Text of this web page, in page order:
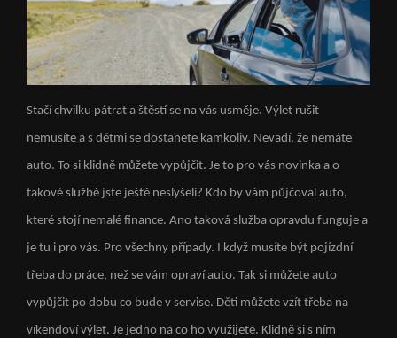
Stačí chvilku pátrat a štěstí se na vás usměje. Výlet rušit
nemusíte a s dětmi se dostanete kamkoliv. Nevadí, že nemáte
auto. To si klidně můžete vypůjčit. Je to pro vás novinka a o
takové službě jste ještě neslyšeli? Kdo by vám půjčoval auto,
které stojí nemalé finance. Ano taková služba opravdu funguje a
je tu i pro vás. Pro všechny případy. I když musíte být pojízdní
třeba do práce, než se vám opraví auto. Tak si můžete auto
vypůjčit po dobu co bude v servise. Děti můžete vzít třeba na
víkendoví výlet. Je jedno na co ho využijete. Klidně si s ním